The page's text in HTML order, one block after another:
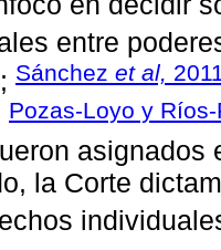
entre
Sánchez et al,
Pozas-Loyo y
asignados
la Corte